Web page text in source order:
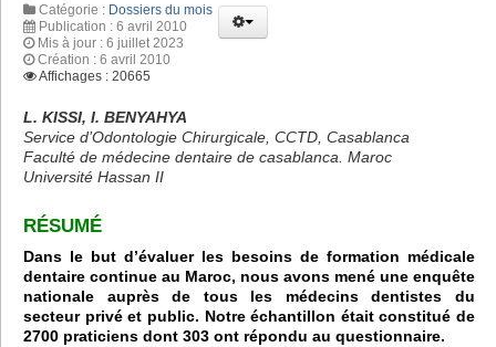
Catégorie : Dossiers du mois
Publication : 6 avril 2010
Mis à jour : 6 juillet 2023
Création : 6 avril 2010
Affichages : 20665
L. KISSI, I. BENYAHYA
Service d’Odontologie Chirurgicale, CCTD, Casablanca
Faculté de médecine dentaire de casablanca. Maroc
Université Hassan II
RÉSUMÉ
Dans le but d’évaluer les besoins de formation médicale
dentaire continue au Maroc, nous avons mené une enquête
nationale auprès de tous les médecins dentistes du
secteur privé et public. Notre échantillon était constitué de
2700 praticiens dont 303 ont répondu au questionnaire.